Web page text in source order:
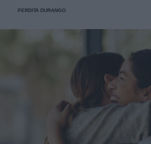
PERDITA DURANGO